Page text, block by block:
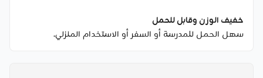
خفيف الوزن وقابل للحمل
سهل الحمل للمدرسة أو السفر أو الاستخدام المنزلي.